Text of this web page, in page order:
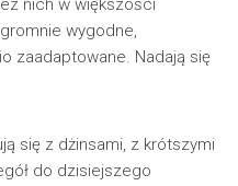
nich w większości
wygodne,
zaadaptowane. Nadają się
się z dżinsami, z krótszymi
do dzisiejszego